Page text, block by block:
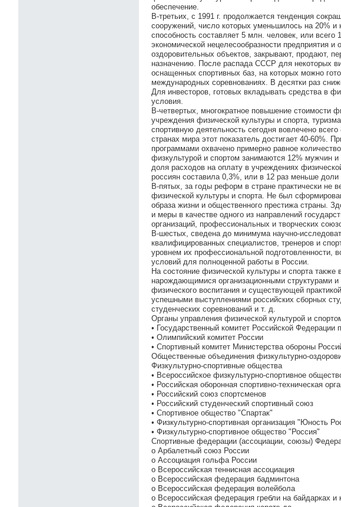
обеспечение.
В-третьих, с 1991 г. продолжается тенденция
сооружений, число которых уменьшилось на 20%
способность составляет 5 млн. человек, или
экономической нецелесообразности предприятия
оздоровительных объектов, закрывают, продают,
назначению. После распада СССР для некоторых
оснащенных спортивных баз, на которых можно
международных соревнованиях. В десятки раз
Для инвесторов, готовых вкладывать средства в
условия.
В-четвертых, многократное повышение стоимости
учреждения физической культуры и спорта,
спортивную деятельность сегодня вовлечено
странах мира этот показатель достигает 40-60%.
программами охвачено примерно равное
физкультурой и спортом занимаются 12% мужчин
доля расходов на оплату в учреждениях
россиян составила 0,3%, или в 12 раз меньше доли
В-пятых, за годы реформ в стране практически не
физической культуры и спорта. Не был
образа жизни и общественного престижа страны.
и меры в качестве одного из направлений
организаций, профессиональных и творческих
В-шестых, сведена до минимума научно-
квалифицированных специалистов, тренеров и
уровнем их профессиональной подготовленности,
условий для полноценной работы в России.
На состояние физической культуры и спорта
нарождающимися организационными
физического воспитания и существующей
успешными выступлениями российских сборных
студенческих соревнований и т. д.
Органы управления физической культурой и
• Государственный комитет Российской Федерации
• Олимпийский комитет России
• Спортивный комитет Министерства обороны
Общественные объединения физкультурно-
Физкультурно-спортивные общества
• Всероссийское физкультурно-спортивное
• Российская оборонная спортивно-техническая
• Российский союз спортсменов
• Российский студенческий спортивный союз
• Спортивное общество "Спартак"
• Физкультурно-спортивная организация "Юность
• Физкультурно-спортивное общество "Россия"
Спортивные федерации (ассоциации, союзы)
o Арбалетный союз России
o Ассоциация гольфа России
o Всероссийская теннисная ассоциация
o Всероссийская федерация бадминтона
o Всероссийская федерация волейбола
o Всероссийская федерация гребли на байдарках и